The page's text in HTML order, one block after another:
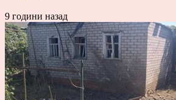
9 години назад